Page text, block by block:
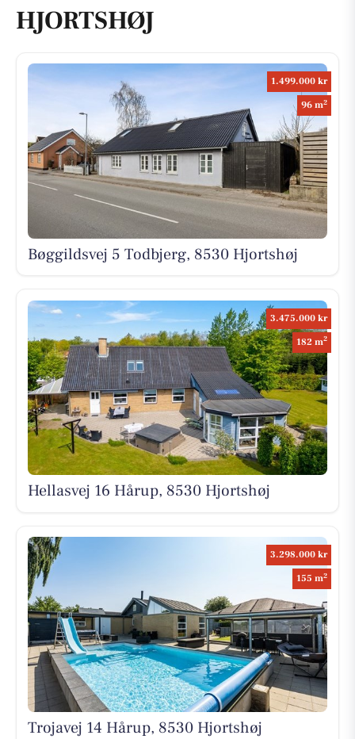
HJORTSHØJ
1.499.000 kr
96 m2
Bøggildsvej 5 Todbjerg, 8530 Hjortshøj
3.475.000 kr
182 m2
Hellasvej 16 Hårup, 8530 Hjortshøj
3.298.000 kr
155 m2
Trojavej 14 Hårup, 8530 Hjortshøj